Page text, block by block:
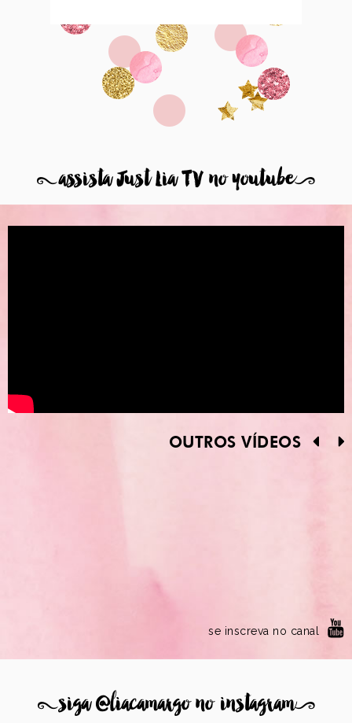
8assista Just Lia TV no youtube9
OUTROS VÍDEOS
se inscreva no canal
8siga @liacamargo no instagram9